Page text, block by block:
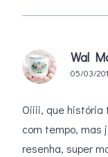
Wal
05/03/
Oiiii, que história
com tempo, mas
resenha, super